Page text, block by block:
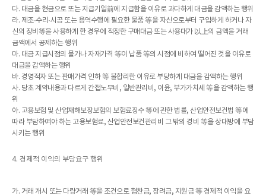
다. 대금을 현금으로 또는 지급기일前에 지급함을 이유로 과다하게 대금을 감액하는 행위
라. 제조·수리·시공 또는 용역수행에 필요한 물품 等을 자신으로부터 구입하게 하거나 자
신의 장비等을 사용하게 한 경우에 적정한 구매대금 또는 사용대가 以上의 금액을 거래
금액에서 공제하는 행위
마. 대금 지급시점의 물가나 자재가격 等이 납품 等의 시점에 비하여 떨어진 것을 이유로
대금을 감액하는 행위
바. 경영적자 또는 판매가격 인하 等 불합리한 이유로 부당하게 대금을 감액하는 행위
사. 당초 계약내용과 다르게 간접노무비, 일반관리비, 이윤, 부가가치세 等을 감액하는 행
위
아. 고용보험 및 산업재해보장보험의 보험료징수 等에 관한 법률, 산업안전보건법 等에
따라 부담하여야 하는 고용보험료, 산업안전보건관리비 그 밖의 경비 等을 상대방에 부담
시키는 행위
4. 경제적 이익의 부당요구 행위
가. 거래 개시 또는 다량거래 等을 조건으로 협찬금, 장려금, 지원금 等 경제적 이익을 요